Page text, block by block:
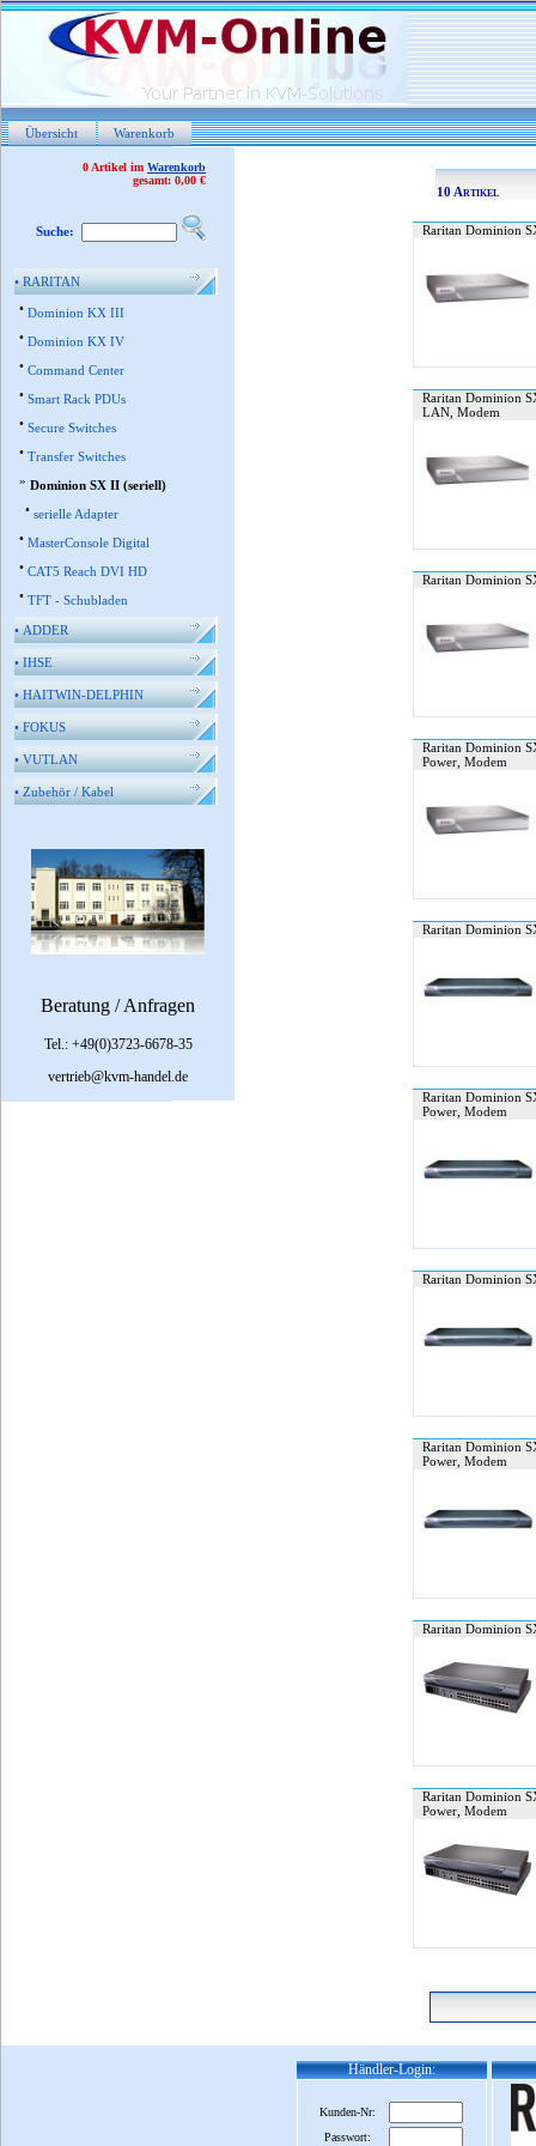
Übersicht Warenkorb
0 Artikel im Warenkorb
gesamt: 0,00 €
Suche:
•RARITAN
• Dominion KX III
• Dominion KX IV
• Command Center
• Smart Rack PDUs
• Secure Switches
• Transfer Switches
» Dominion SX II (seriell)
• serielle Adapter
• MasterConsole Digital
• CAT5 Reach DVI HD
• TFT - Schubladen
•ADDER
•IHSE
•HAITWIN-DELPHIN
•FOKUS
•VUTLAN
•Zubehör / Kabel
Beratung / Anfragen
Tel.: +49(0)3723-6678-35
vertrieb@kvm-handel.de
10 Artikel
Raritan Dominion
Raritan Dominion
LAN, Modem
Raritan Dominion
Raritan Dominion
Power, Modem
Raritan Dominion
Raritan Dominion
Power, Modem
Raritan Dominion
Raritan Dominion
Power, Modem
Raritan Dominion
Raritan Dominion
Power, Modem
Händler-Login:
Kunden-Nr:
Passwort: